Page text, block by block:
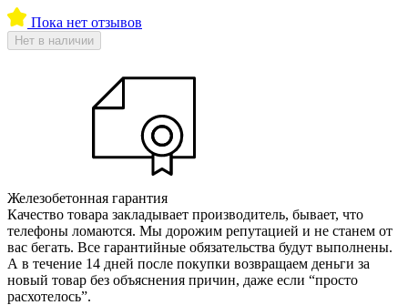
Пока нет отзывов
Нет в наличии
Железобетонная гарантия
Качество товара закладывает производитель, бывает, что
телефоны ломаются. Мы дорожим репутацией и не станем от
вас бегать. Все гарантийные обязательства будут выполнены.
А в течение 14 дней после покупки возвращаем деньги за
новый товар без объяснения причин, даже если “просто
расхотелось”.